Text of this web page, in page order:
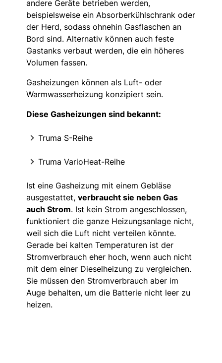
andere Geräte betrieben werden,
beispielsweise ein Absorberkühlschrank oder
der Herd, sodass ohnehin Gasflaschen an
Bord sind. Alternativ können auch feste
Gastanks verbaut werden, die ein höheres
Volumen fassen.
Gasheizungen können als Luft- oder
Warmwasserheizung konzipiert sein.
Diese Gasheizungen sind bekannt:
Truma S-Reihe
Truma VarioHeat-Reihe
Ist eine Gasheizung mit einem Gebläse
ausgestattet, verbraucht sie neben Gas
auch Strom. Ist kein Strom angeschlossen,
funktioniert die ganze Heizungsanlage nicht,
weil sich die Luft nicht verteilen könnte.
Gerade bei kalten Temperaturen ist der
Stromverbrauch eher hoch, wenn auch nicht
mit dem einer Dieselheizung zu vergleichen.
Sie müssen den Stromverbrauch aber im
Auge behalten, um die Batterie nicht leer zu
heizen.